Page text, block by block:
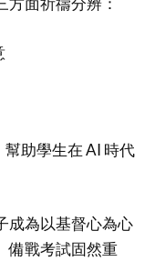
助學生在 AI 時代
成為以基督心為心
備戰考試固然重